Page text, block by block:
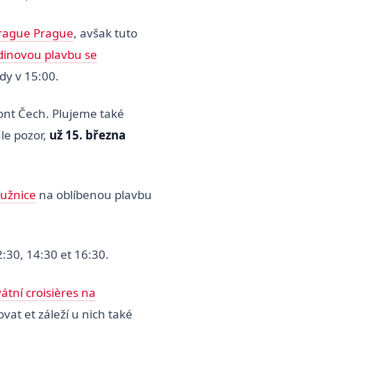
Prague, avšak tuto
plavbu se
v 15:00.
Čech. Plujeme také
pozor, už 15. března
na oblíbenou plavbu
14:30 et 16:30.
croisières na
et záleží u nich také